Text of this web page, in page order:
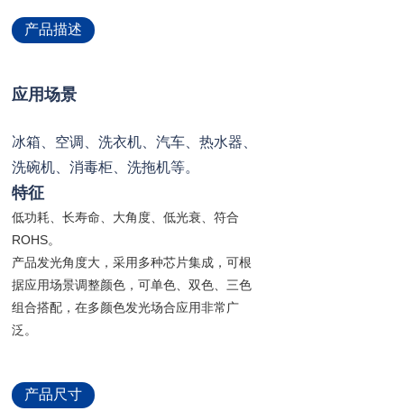
产品描述
应用场景
冰箱、空调、洗衣机、汽车、热水器、
洗碗机、消毒柜、洗拖机等。
特征
低功耗、长寿命、大角度、低光衰、符合
ROHS。
产品发光角度大，采用多种芯片集成，可根
据应用场景调整颜色，可单色、双色、三色
组合搭配，在多颜色发光场合应用非常广
泛。
产品尺寸